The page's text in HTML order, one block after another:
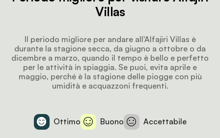
Villas
Il periodo migliore per andare all'Alfajiri Villas è
durante la stagione secca, da giugno a ottobre o da
dicembre a marzo, quando il tempo è bello e perfetto
per le attività in spiaggia. Se puoi, evita aprile e
maggio, perché è la stagione delle piogge con più
umidità e acquazzoni frequenti.
Ottimo Buono Accettabile